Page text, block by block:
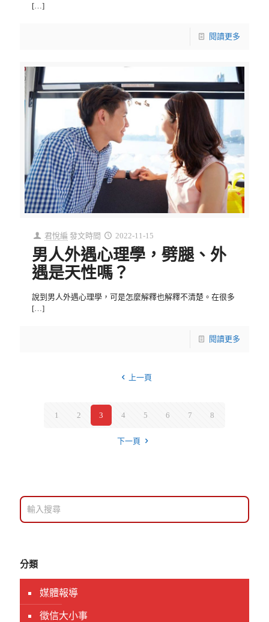
[…]
閱讀更多
君悅編 發文時間 2022-11-15
男人外遇心理學，劈腿、外
遇是天性嗎？
說到男人外遇心理學，可是怎麼解釋也解釋不清楚。在很多
[…]
閱讀更多
上一頁
1 2 3 4 5 6 7 8
下一頁
分類
媒體報導
徵信大小事